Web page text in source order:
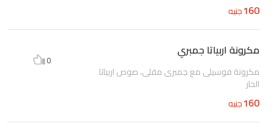
160جنيه
مكرونة اربياتا جمبري
مكرونة فوسيلى مع جمبرى مقلى، صوص اربياتا
الحار
160جنيه
0